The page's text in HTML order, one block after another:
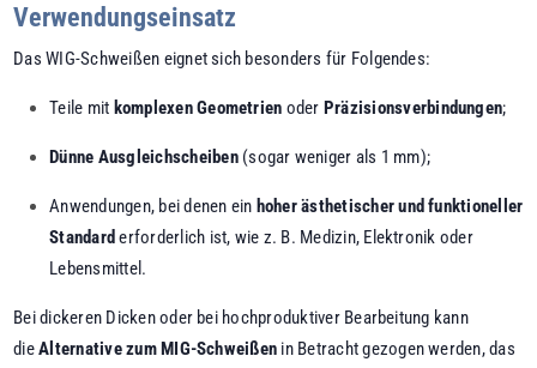
Verwendungseinsatz
Das WIG-Schweißen eignet sich besonders für Folgendes:
Teile mit komplexen Geometrien oder Präzisionsverbindungen;
Dünne Ausgleichscheiben(sogar weniger als 1 mm);
Anwendungen, bei denen ein hoher ästhetischer und funktioneller
Standard erforderlich ist, wie z. B. Medizin, Elektronik oder
Lebensmittel.
Bei dickeren Dicken oder bei hochproduktiver Bearbeitung kann
dieAlternative zum MIG-Schweißen in Betracht gezogen werden, das